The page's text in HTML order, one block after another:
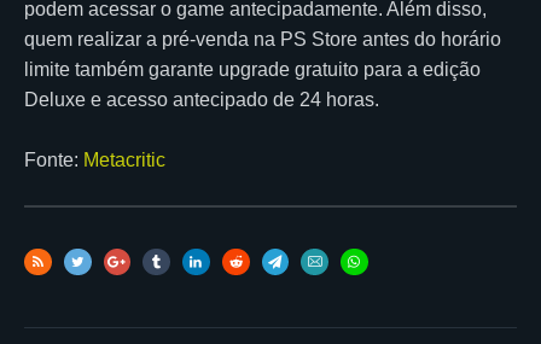
podem acessar o game antecipadamente. Além disso,
quem realizar a pré-venda na PS Store antes do horário
limite também garante upgrade gratuito para a edição
Deluxe e acesso antecipado de 24 horas.
Fonte: Metacritic